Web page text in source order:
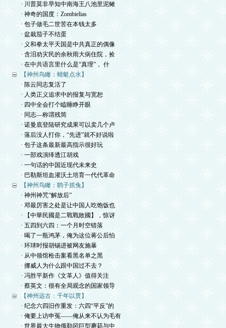
· 川普莫非早知中南海王八池里泥鳅
· 神奇的国度：Zombielias
· 包子做毛二世苦在本钱太多
· 盆栽茄子不结蛋
· 义和拳太平天国是中共真正的偶像
· 含泪劝灾民的余秋雨大病住院，捡
· 在中共语言里什么是“真理”， 什
【神州鸟瞰：蜻蜓点水】
· 陈云同志复活了
· 人类正义追求中的报复与宽恕
· 四中全会打个瞌睡睁开眼
· 同志—称谓残简
· 诺曼底登陆研究成果可以卖几个卢
· 落后没人打你，“先进”就不好说啦
· 包子这条最新最高指示很好玩
· 一部戏演绎透江胡戏
· 一句话的中国近现代未来史
· 巴勒斯坦血灌沃土培育一代代革命
【神州鸟瞰：鹞子抓兔】
· 神州神咒“解放后”
· 邓最厉害之处是让中国人吃饱饭也
· 【中華民國是二戰戰敗國】，惊讶
· 五四到六四：一个月时空错落
· 喝了一瓶鸿茅，俺为这位蒋公后怕
· 环球时报胡锡进被网友施暴
· 从中领馆枪击案看黑名单之黑
· 挪威人为什么跟中国过不去？
· 冯胜平新作《文革人》值得关注
· 蔡英文：很有全局观念的国家领导
【神州远古：千年以贯】
· 纪念六四旧作重发：六四“平反”的
· 俺要上访申冤——俺从来不认为毛有
· 世界最大生物俄勒冈巨型蘑菇与中